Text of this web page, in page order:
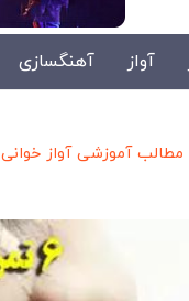
آواز آهنگسازی
مطالب آموزشی آواز خوانی